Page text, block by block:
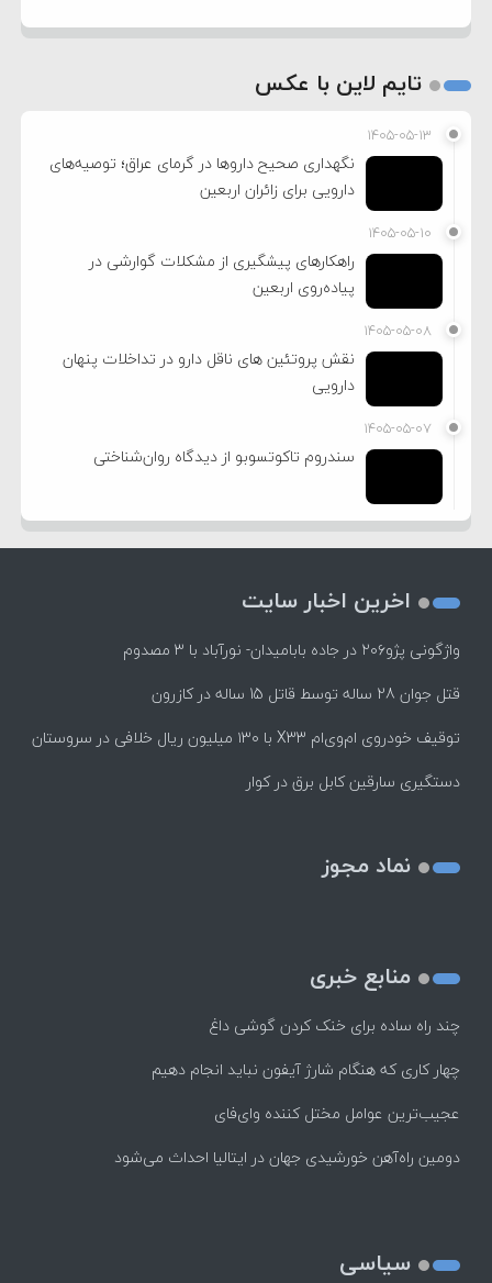
تایم لاین با عکس
۱۴۰۵-۰۵-۱۳
نگهداری صحیح داروها در گرمای عراق؛ توصیه‌های
دارویی برای زائران اربعین
۱۴۰۵-۰۵-۱۰
راهکارهای پیشگیری از مشکلات گوارشی در
پیاده‌روی اربعین
۱۴۰۵-۰۵-۰۸
نقش پروتئین های ناقل دارو در تداخلات پنهان
دارویی
۱۴۰۵-۰۵-۰۷
سندروم تاکوتسوبو از دیدگاه روان‌شناختی
اخرین اخبار سایت
واژگونی پژو۲۰۶ در جاده بابامیدان- نورآباد با ۳ مصدوم
قتل جوان 28 ساله توسط قاتل 15 ساله در کازرون
توقیف خودروی ام‌وی‌ام X33 با ۱۳۰ میلیون ریال خلافی در سروستان
دستگیری سارقین کابل برق در کوار
نماد مجوز
منابع خبری
چند راه‌ ساده برای خنک کردن گوشی داغ
چهار کاری که هنگام شارژ آیفون نباید انجام دهیم
عجیب‌ترین عوامل مختل کننده وای‌فای
دومین راه‌آهن خورشیدی جهان در ایتالیا احداث می‌شود
سیاسی